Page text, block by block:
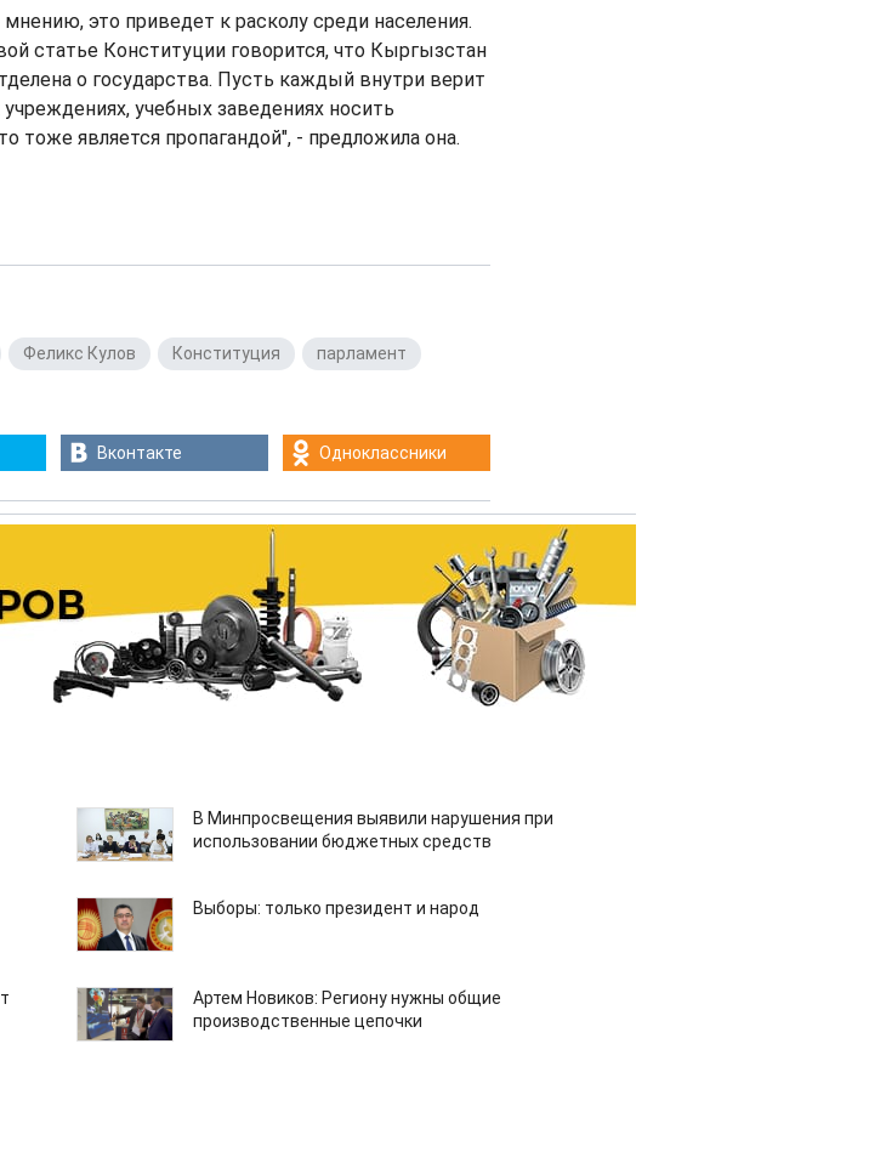
это приведет к расколу среди населения.
статье Конституции говорится, что Кыргызстан
о государства. Пусть каждый внутри верит
учебных заведениях носить
тоже является пропагандой", - предложила она.
Феликс Кулов Конституция парламент
Вконтакте Одноклассники
В Минпросвещения выявили нарушения при
использовании бюджетных средств
Выборы: только президент и народ
Артем Новиков: Региону нужны общие
производственные цепочки